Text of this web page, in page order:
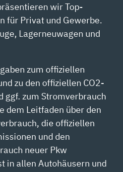
wir Top-
für Privat und Gewerbe.
Lagerneuwagen und
zum offiziellen
zu den offiziellen CO2-
ggf. zum Stromverbrauch
dem Leitfaden über den
die offiziellen
und den
neuer Pkw
in allen Autohäusern und